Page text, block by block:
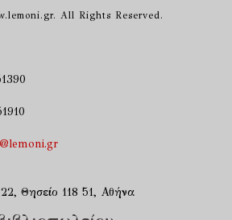
All Rights Reserved.
Θησείο 118 51, Αθήνα